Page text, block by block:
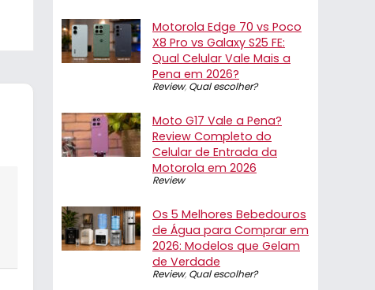
Motorola Edge 70 vs Poco
X8 Pro vs Galaxy S25 FE:
Qual Celular Vale Mais a
Pena em 2026?
Review, Qual escolher?
Moto G17 Vale a Pena?
Review Completo do
Celular de Entrada da
Motorola em 2026
Review
Os 5 Melhores Bebedouros
de Água para Comprar em
2026: Modelos que Gelam
de Verdade
Review, Qual escolher?